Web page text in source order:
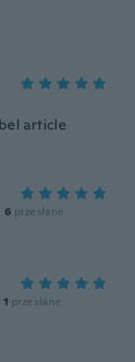
article
6 przesłane
1 przesłane